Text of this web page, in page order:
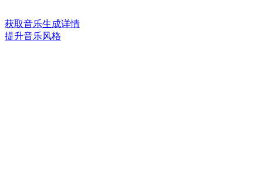
获取音乐生成详情
提升音乐风格